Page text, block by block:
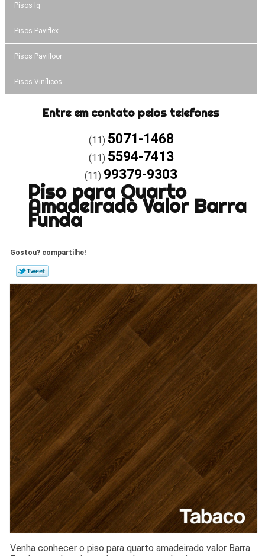
Pisos Iq
Pisos Paviflex
Pisos Pavifloor
Pisos Vinílicos
Entre em contato pelos telefones
(11) 5071-1468
(11) 5594-7413
(11) 99379-9303
Piso para Quarto
Amadeirado Valor Barra
Funda
Gostou? compartilhe!
Venha conhecer o piso para quarto amadeirado valor Barra